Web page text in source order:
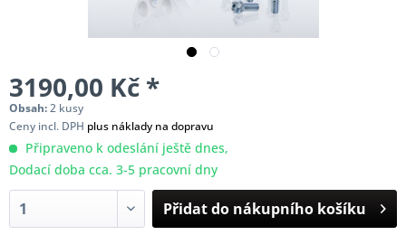
3190,00 Kč *
Obsah:2 kusy
Ceny incl. DPH plus náklady na dopravu
Připraveno k odeslání ještě dnes,
Dodací doba cca. 3-5 pracovní dny
Přidat do nákupního košíku